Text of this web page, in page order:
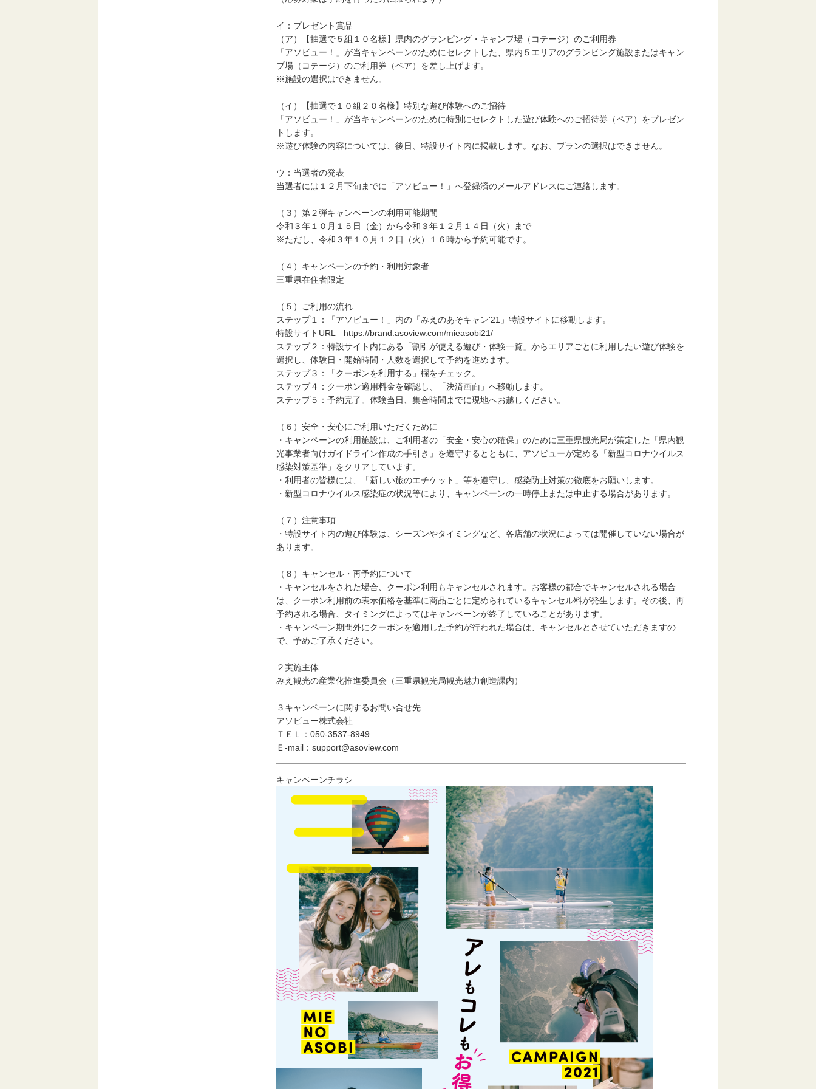
イ：プレゼント賞品
（ア）【抽選で５組１０名様】県内のグランピング・キャンプ場（コテージ）のご利用券
「アソビュー！」が当キャンペーンのためにセレクトした、県内５エリアのグランピング施設またはキャン
プ場（コテージ）のご利用券（ペア）を差し上げます。
※施設の選択はできません。
（イ）【抽選で１０組２０名様】特別な遊び体験へのご招待
「アソビュー！」が当キャンペーンのために特別にセレクトした遊び体験へのご招待券（ペア）をプレゼン
トします。
※遊び体験の内容については、後日、特設サイト内に掲載します。なお、プランの選択はできません。
ウ：当選者の発表
当選者には１２月下旬までに「アソビュー！」へ登録済のメールアドレスにご連絡します。
（３）第２弾キャンペーンの利用可能期間
令和３年１０月１５日（金）から令和３年１２月１４日（火）まで
※ただし、令和３年１０月１２日（火）１６時から予約可能です。
（４）キャンペーンの予約・利用対象者
三重県在住者限定
（５）ご利用の流れ
ステップ１：「アソビュー！」内の「みえのあそキャン'21」特設サイトに移動します。
特設サイトURL https://brand.asoview.com/mieasobi21/
ステップ２：特設サイト内にある「割引が使える遊び・体験一覧」からエリアごとに利用したい遊び体験を
選択し、体験日・開始時間・人数を選択して予約を進めます。
ステップ３：「クーポンを利用する」欄をチェック。
ステップ４：クーポン適用料金を確認し、「決済画面」へ移動します。
ステップ５：予約完了。体験当日、集合時間までに現地へお越しください。
（６）安全・安心にご利用いただくために
・キャンペーンの利用施設は、ご利用者の「安全・安心の確保」のために三重県観光局が策定した「県内観
光事業者向けガイドライン作成の手引き」を遵守するとともに、アソビューが定める「新型コロナウイルス
感染対策基準」をクリアしています。
・利用者の皆様には、「新しい旅のエチケット」等を遵守し、感染防止対策の徹底をお願いします。
・新型コロナウイルス感染症の状況等により、キャンペーンの一時停止または中止する場合があります。
（７）注意事項
・特設サイト内の遊び体験は、シーズンやタイミングなど、各店舗の状況によっては開催していない場合が
あります。
（８）キャンセル・再予約について
・キャンセルをされた場合、クーポン利用もキャンセルされます。お客様の都合でキャンセルされる場合
は、クーポン利用前の表示価格を基準に商品ごとに定められているキャンセル料が発生します。その後、再
予約される場合、タイミングによってはキャンペーンが終了していることがあります。
・キャンペーン期間外にクーポンを適用した予約が行われた場合は、キャンセルとさせていただきますの
で、予めご了承ください。
２実施主体
みえ観光の産業化推進委員会（三重県観光局観光魅力創造課内）
３キャンペーンに関するお問い合せ先
アソビュー株式会社
ＴＥＬ：050-3537-8949
Ｅ-mail：support@asoview.com
キャンペーンチラシ